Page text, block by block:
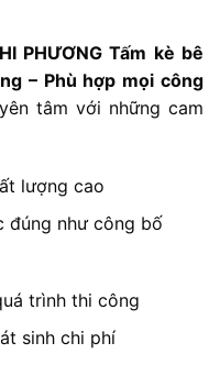
PHƯƠNG Tấm kè bê
– Phù hợp mọi công
tâm với những cam
lượng cao
đúng như công bố
trình thi công
sinh chi phí